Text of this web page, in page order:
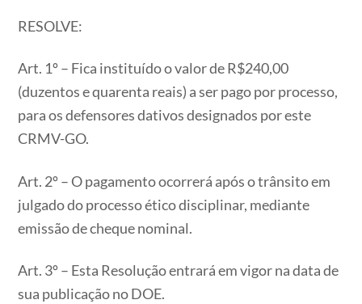
RESOLVE:
Art. 1º – Fica instituído o valor de R$240,00
(duzentos e quarenta reais) a ser pago por processo,
para os defensores dativos designados por este
CRMV-GO.
Art. 2º – O pagamento ocorrerá após o trânsito em
julgado do processo ético disciplinar, mediante
emissão de cheque nominal.
Art. 3º – Esta Resolução entrará em vigor na data de
sua publicação no DOE.